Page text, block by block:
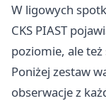
W ligowych
CKS PIAST
poziomie, ale
Poniżej zestaw
obserwacje z